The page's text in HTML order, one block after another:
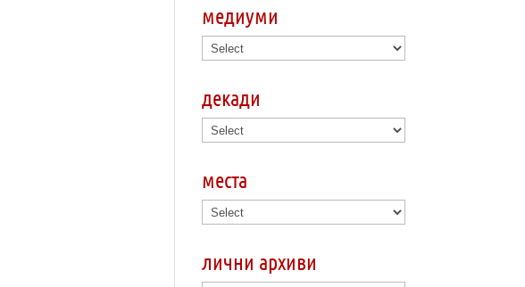
медиуми
декади
места
лични архиви